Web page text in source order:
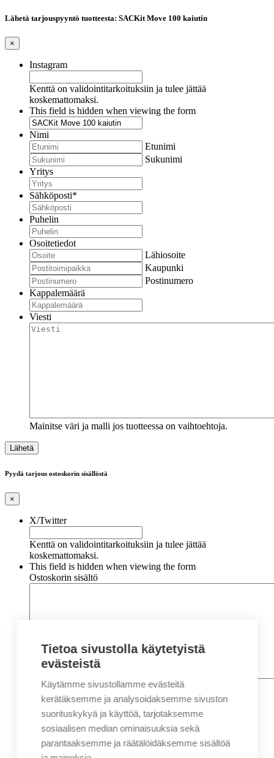
Lähetä tarjouspyyntö tuotteesta: SACKit Move 100 kaiutin
×
Instagram
Kenttä on validointitarkoituksiin ja tulee jättää
koskemattomaksi.
This field is hidden when viewing the form
Nimi
Etunimi
Sukunimi
Yritys
Sähköposti*
Puhelin
Osoitetiedot
Lähiosoite
Kaupunki
Postinumero
Kappalemäärä
Viesti
Mainitse väri ja malli jos tuotteessa on vaihtoehtoja.
Pyydä tarjous ostoskorin sisällöstä
×
X/Twitter
Kenttä on validointitarkoituksiin ja tulee jättää
koskemattomaksi.
This field is hidden when viewing the form
Ostoskorin sisältö
Nimi*
Etunimi
Sukunimi
Sähköposti*
Tietoa sivustolla käytetyistä
evästeistä
Käytämme sivustollamme evästeitä
kerätäksemme ja analysoidaksemme sivuston
suorituskykyä ja käyttöä, tarjotaksemme
sosiaalisen median ominaisuuksia sekä
parantaaksemme ja räätälöidäksemme sisältöä